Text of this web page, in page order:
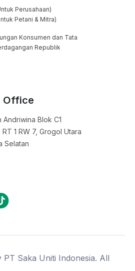
Perusahaan)
Petani & Mitra)
Konsumen dan Tata
Republik
Office
Andriwina Blok C1
1 RW 7, Grogol Utara
Selatan
PT Saka Uniti Indonesia. All